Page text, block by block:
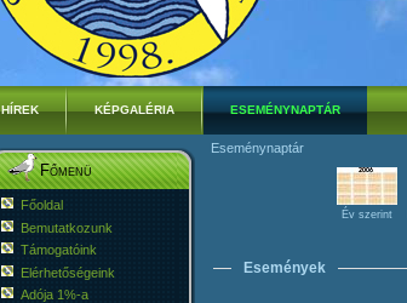
HÍREK KÉPGALÉRIA ESEMÉNYNAPTÁR
Főmenü
Főoldal
Bemutatkozunk
Támogatóink
Elérhetőségeink
Adója 1%-a
Eseménynaptár
Év szerint
Események